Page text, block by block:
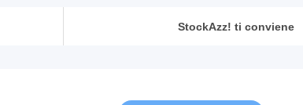
StockAzz! ti conviene